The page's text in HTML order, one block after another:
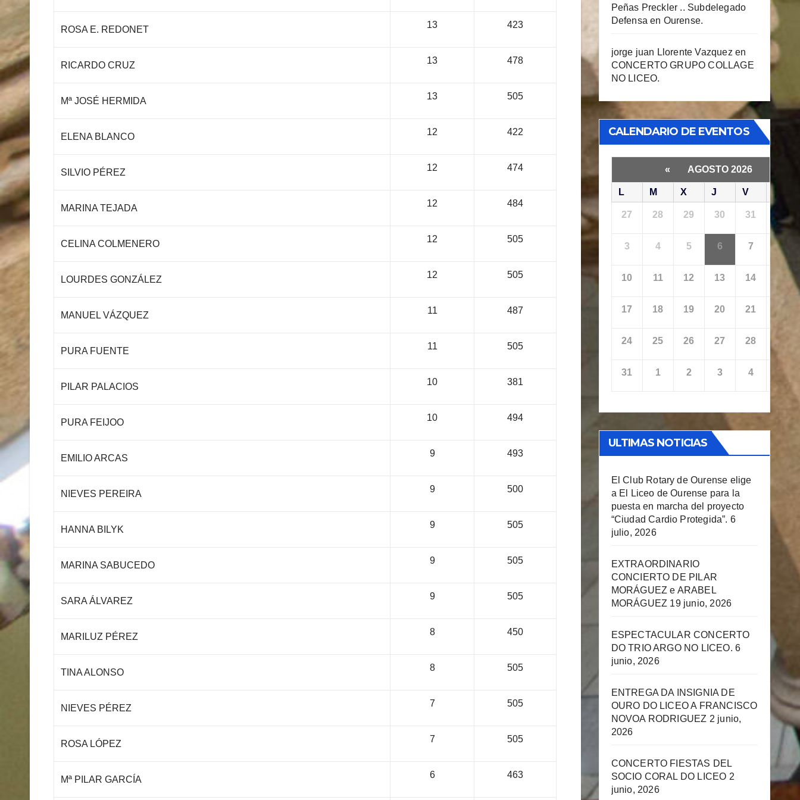
ROSA E. REDONET 13 423
RICARDO CRUZ 13 478
Mª JOSÉ HERMIDA 13 505
ELENA BLANCO 12 422
SILVIO PÉREZ 12 474
MARINA TEJADA 12 484
CELINA COLMENERO 12 505
LOURDES GONZÁLEZ 12 505
MANUEL VÁZQUEZ 11 487
PURA FUENTE 11 505
PILAR PALACIOS 10 381
PURA FEIJOO 10 494
EMILIO ARCAS 9 493
NIEVES PEREIRA 9 500
HANNA BILYK 9 505
MARINA SABUCEDO 9 505
SARA ÁLVAREZ 9 505
MARILUZ PÉREZ 8 450
TINA ALONSO 8 505
NIEVES PÉREZ 7 505
ROSA LÓPEZ 7 505
Mª PILAR GARCÍA 6 463
Peñas Preckler .. Subdelegado
Defensa en Ourense.
jorge juan Llorente Vazquez en
CONCERTO GRUPO COLLAGE
NO LICEO.
CALENDARIO DE EVENTOS
« AGOSTO 2026
L M X J V
27 28 29 30 31
3 4 5 6 7 8
10 11 12 13 14
17 18 19 20 21
24 25 26 27 28 29
31 1 2 3 4
ULTIMAS NOTICIAS
El Club Rotary de Ourense elige
a El Liceo de Ourense para la
puesta en marcha del proyecto
“Ciudad Cardio Protegida”. 6
julio, 2026
EXTRAORDINARIO
CONCIERTO DE PILAR
MORÁGUEZ e ARABEL
MORÁGUEZ 19 junio, 2026
ESPECTACULAR CONCERTO
DO TRIO ARGO NO LICEO. 6
junio, 2026
ENTREGA DA INSIGNIA DE
OURO DO LICEO A FRANCISCO
NOVOA RODRIGUEZ 2 junio,
2026
CONCERTO FIESTAS DEL
SOCIO CORAL DO LICEO 2
junio, 2026